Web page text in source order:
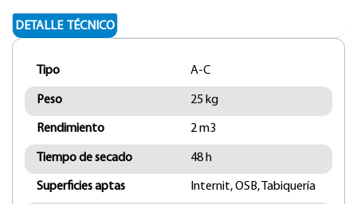
DETALLE TÉCNICO
Tipo A-C
Peso 25 kg
Rendimiento 2 m3
Tiempo de secado 48 h
Superficies aptas Internit, OSB, Tabiquería